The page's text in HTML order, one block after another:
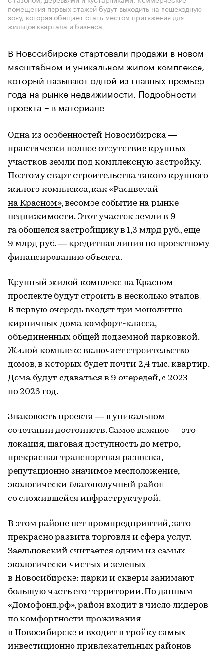
помещения первых этажей будут выходить на пешеходную
зону, которая обещает стать местом притяжения для
жильцов квартала и бизнеса
В Новосибирске стартовали продажи в новом
масштабном и уникальном жилом комплексе,
который называют одной из главных премьер
года на рынке недвижимости. Подробности
проекта – в материале
Одна из особенностей Новосибирска —
практически полное отсутствие крупных
участков земли под комплексную застройку.
Поэтому старт строительства такого крупного
жилого комплекса, как «Расцветай
на Красном», весомое событие на рынке
недвижимости. Этот участок земли в 9
га обошелся застройщику в 1,3 млрд руб., еще
9 млрд руб. — кредитная линия по проектному
финансированию объекта.
Крупный жилой комплекс на Красном
проспекте будут строить в несколько этапов.
В первую очередь входят три монолитно-
кирпичных дома комфорт-класса,
объединенных общей подземной парковкой.
Жилой комплекс включает строительство
домов, в которых будет почти 2,4 тыс. квартир.
Дома будут сдаваться в 9 очередей, с 2023
по 2026 год.
Знаковость проекта — в уникальном
сочетании достоинств. Самое важное — это
локация, шаговая доступность до метро,
прекрасная транспортная развязка,
репутационно значимое месположение,
экологически благополучный район
со сложившейся инфраструктурой.
В этом районе нет промпредприятий, зато
прекрасно развита торговля и сфера услуг.
Заельцовский считается одним из самых
экологически чистых и зеленых
в Новосибирске: парки и скверы занимают
большую часть его территории. По данным
«Домофонд.рф», район входит в число лидеров
по комфортности проживания
в Новосибирске и входит в тройку самых
инвестиционно привлекательных районов